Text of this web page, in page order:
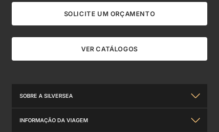
SOLICITE UM ORÇAMENTO
VER CATÁLOGOS
SOBRE A SILVERSEA
Sobre nós
INFORMAÇÃO DA VIAGEM